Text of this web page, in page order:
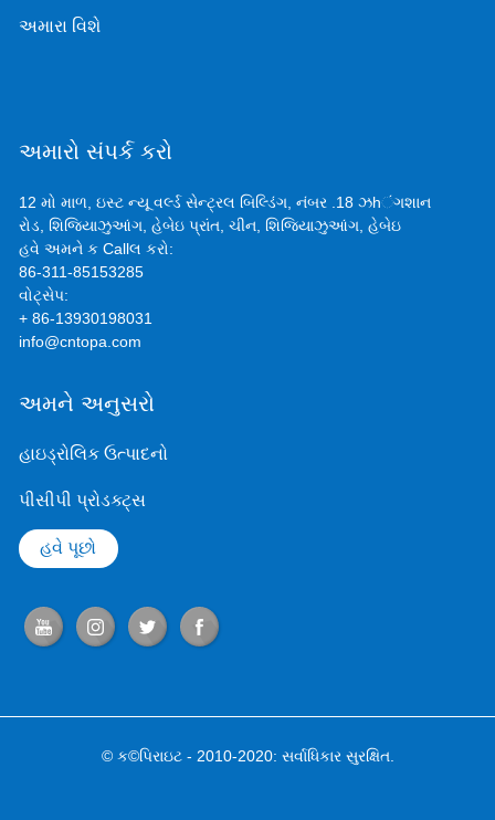
અમારા વિશે
અમારો સંપર્ક કરો
12 મો માળ, ઇસ્ટ ન્યૂ વર્લ્ડ સેન્ટ્રલ બિલ્ડિંગ, નંબર .18 ઝhંગશાન
રોડ, શિજિયાઝુઆંગ, હેબેઇ પ્રાંત, ચીન, શિજિયાઝુઆંગ, હેબેઇ
હવે અમને ક Callલ કરો:
86-311-85153285
વોટ્સેપ:
+ 86-13930198031
info@cntopa.com
અમને અનુસરો
હાઇડ્રોલિક ઉત્પાદનો
પીસીપી પ્રોડક્ટ્સ
હવે પૂછો
© ક©પિરાઇટ - 2010-2020: સર્વાધિકાર સુરક્ષિત.